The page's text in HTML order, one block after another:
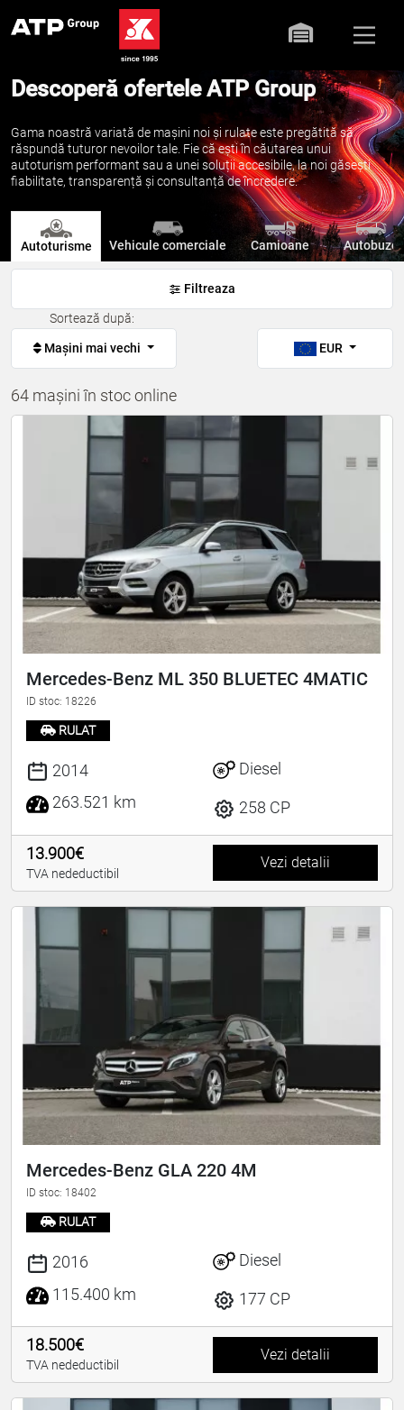
Descoperă ofertele ATP Group
Gama noastră variată de mașini noi și rulate este pregătită să
răspundă tuturor nevoilor tale. Fie că ești în căutarea unui
autoturism performant sau a unei soluții accesibile, la noi găsești
fiabilitate, transparență și consultanță de încredere.
Autoturisme Vehicule comerciale Camioane Autobuze
Filtreaza
Sortează după:
Mașini mai vechi EUR
64 mașini în stoc online
Mercedes-Benz ML 350 BLUETEC 4MATIC
ID stoc: 18226
RULAT
2014
263.521 km
Diesel
258 CP
13.900€
TVA nedeductibil
Vezi detalii
Mercedes-Benz GLA 220 4M
ID stoc: 18402
RULAT
2016
115.400 km
Diesel
177 CP
18.500€
TVA nedeductibil
Vezi detalii